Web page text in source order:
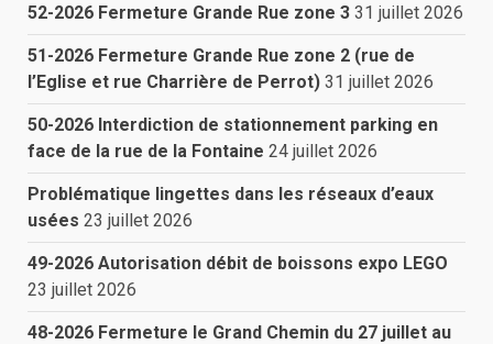
52-2026 Fermeture Grande Rue zone 3 31 juillet 2026
51-2026 Fermeture Grande Rue zone 2 (rue de
l’Eglise et rue Charrière de Perrot) 31 juillet 2026
50-2026 Interdiction de stationnement parking en
face de la rue de la Fontaine 24 juillet 2026
Problématique lingettes dans les réseaux d’eaux
usées 23 juillet 2026
49-2026 Autorisation débit de boissons expo LEGO
23 juillet 2026
48-2026 Fermeture le Grand Chemin du 27 juillet au